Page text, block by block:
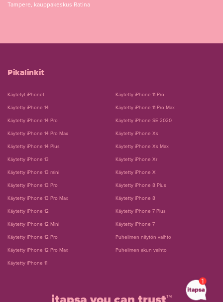
Tampere, kauppakeskus Ratina
Pikalinkit
Käytetyt iPhonet
Käytetty iPhone 14
Käytetty iPhone 14 Pro
Käytetty iPhone 14 Pro Max
Käytetty iPhone 14 Plus
Käytetty iPhone 13
Käytetty iPhone 13 mini
Käytetty iPhone 13 Pro
Käytetty iPhone 13 Pro Max
Käytetty iPhone 12
Käytetty iPhone 12 Mini
Käytetty iPhone 12 Pro
Käytetty iPhone 12 Pro Max
Käytetty iPhone 11
Käytetty iPhone 11 Pro
Käytetty iPhone 11 Pro Max
Käytetty iPhone SE 2020
Käytetty iPhone Xs
Käytetty iPhone Xs Max
Käytetty iPhone Xr
Käytetty iPhone X
Käytetty iPhone 8 Plus
Käytetty iPhone 8
Käytetty iPhone 7 Plus
Käytetty iPhone 7
Puhelimen näytön vaihto
Puhelimen akun vaihto